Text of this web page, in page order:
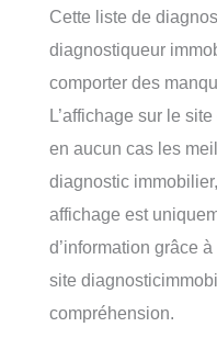
Cette liste de
diagnostiqueur
comporter des
L’affichage sur le
en aucun cas les
diagnostic
affichage est
d’information grâce
site
compréhension.